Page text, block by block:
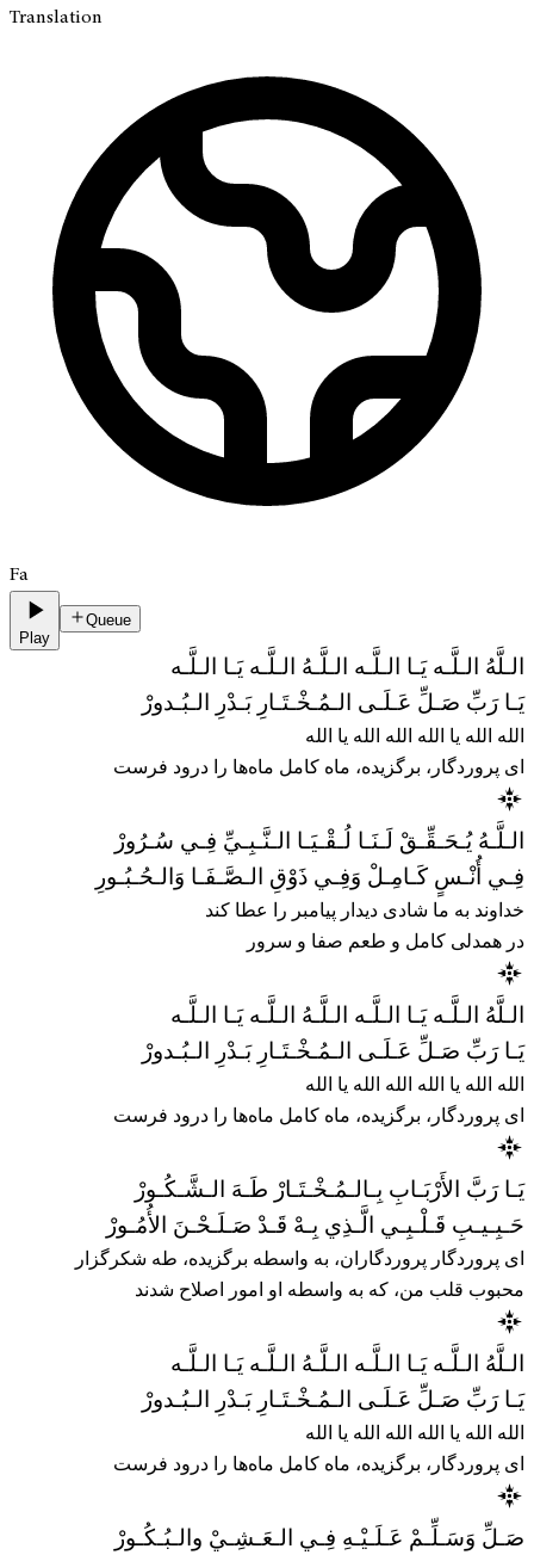
Translation
Fa
Play
Queue
الـلَّهُ الـلَّـه يَـا الـلَّـه الـلَّـهُ الـلَّـه يَـا الـلَّـه
يَـا رَبِّ صَـلِّ عَـلَـى الـمُـخْـتَـارِ بَـدْرِ الـبُـدورْ
الله الله یا الله الله الله یا الله
ای پروردگار، برگزیده، ماه کامل ماه‌ها را درود فرست
الـلَّـهُ يُـحَـقِّـقْ لَـنَـا لُـقْـيَـا الـنَّـبِـيِّ فِـي سُـرُورْ
فِـي أُنْـسٍ كَـامِـلْ وَفِـي ذَوْقِ الـصَّـفَـا وَالـحُـبُـورِ
خداوند به ما شادی دیدار پیامبر را عطا کند
در همدلی کامل و طعم صفا و سرور
الـلَّهُ الـلَّـه يَـا الـلَّـه الـلَّـهُ الـلَّـه يَـا الـلَّـه
يَـا رَبِّ صَـلِّ عَـلَـى الـمُـخْـتَـارِ بَـدْرِ الـبُـدورْ
الله الله یا الله الله الله یا الله
ای پروردگار، برگزیده، ماه کامل ماه‌ها را درود فرست
يَـا رَبَّ الأَرْبَـابِ بِـالـمُـخْـتَـارْ طَـهَ الـشَّـكُـورْ
حَـبِـيـبِ قَـلْـبِـي الَّـذِي بِـهْ قَـدْ صَـلَـحْـنَ الأُمُـورْ
ای پروردگار پروردگاران، به واسطه برگزیده، طه شکرگزار
محبوب قلب من، که به واسطه او امور اصلاح شدند
الـلَّهُ الـلَّـه يَـا الـلَّـه الـلَّـهُ الـلَّـه يَـا الـلَّـه
يَـا رَبِّ صَـلِّ عَـلَـى الـمُـخْـتَـارِ بَـدْرِ الـبُـدورْ
الله الله یا الله الله الله یا الله
ای پروردگار، برگزیده، ماه کامل ماه‌ها را درود فرست
صَـلِّ وَسَـلِّـمْ عَـلَـيْـهِ فِـي الـعَـشِـيْ والـبُـكُـورْ